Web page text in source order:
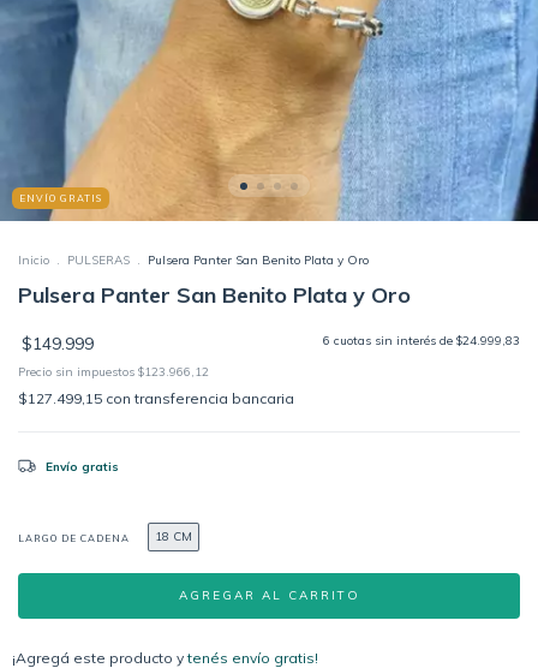
ENVÍO GRATIS
Inicio . PULSERAS . Pulsera Panter San Benito Plata y Oro
Pulsera Panter San Benito Plata y Oro
$149.999 6 cuotas sin interés de $24.999,83
Precio sin impuestos $123.966,12
$127.499,15 con transferencia bancaria
Envío gratis
LARGO DE CADENA 18 CM
¡Agregá este producto ytenés envío gratis!